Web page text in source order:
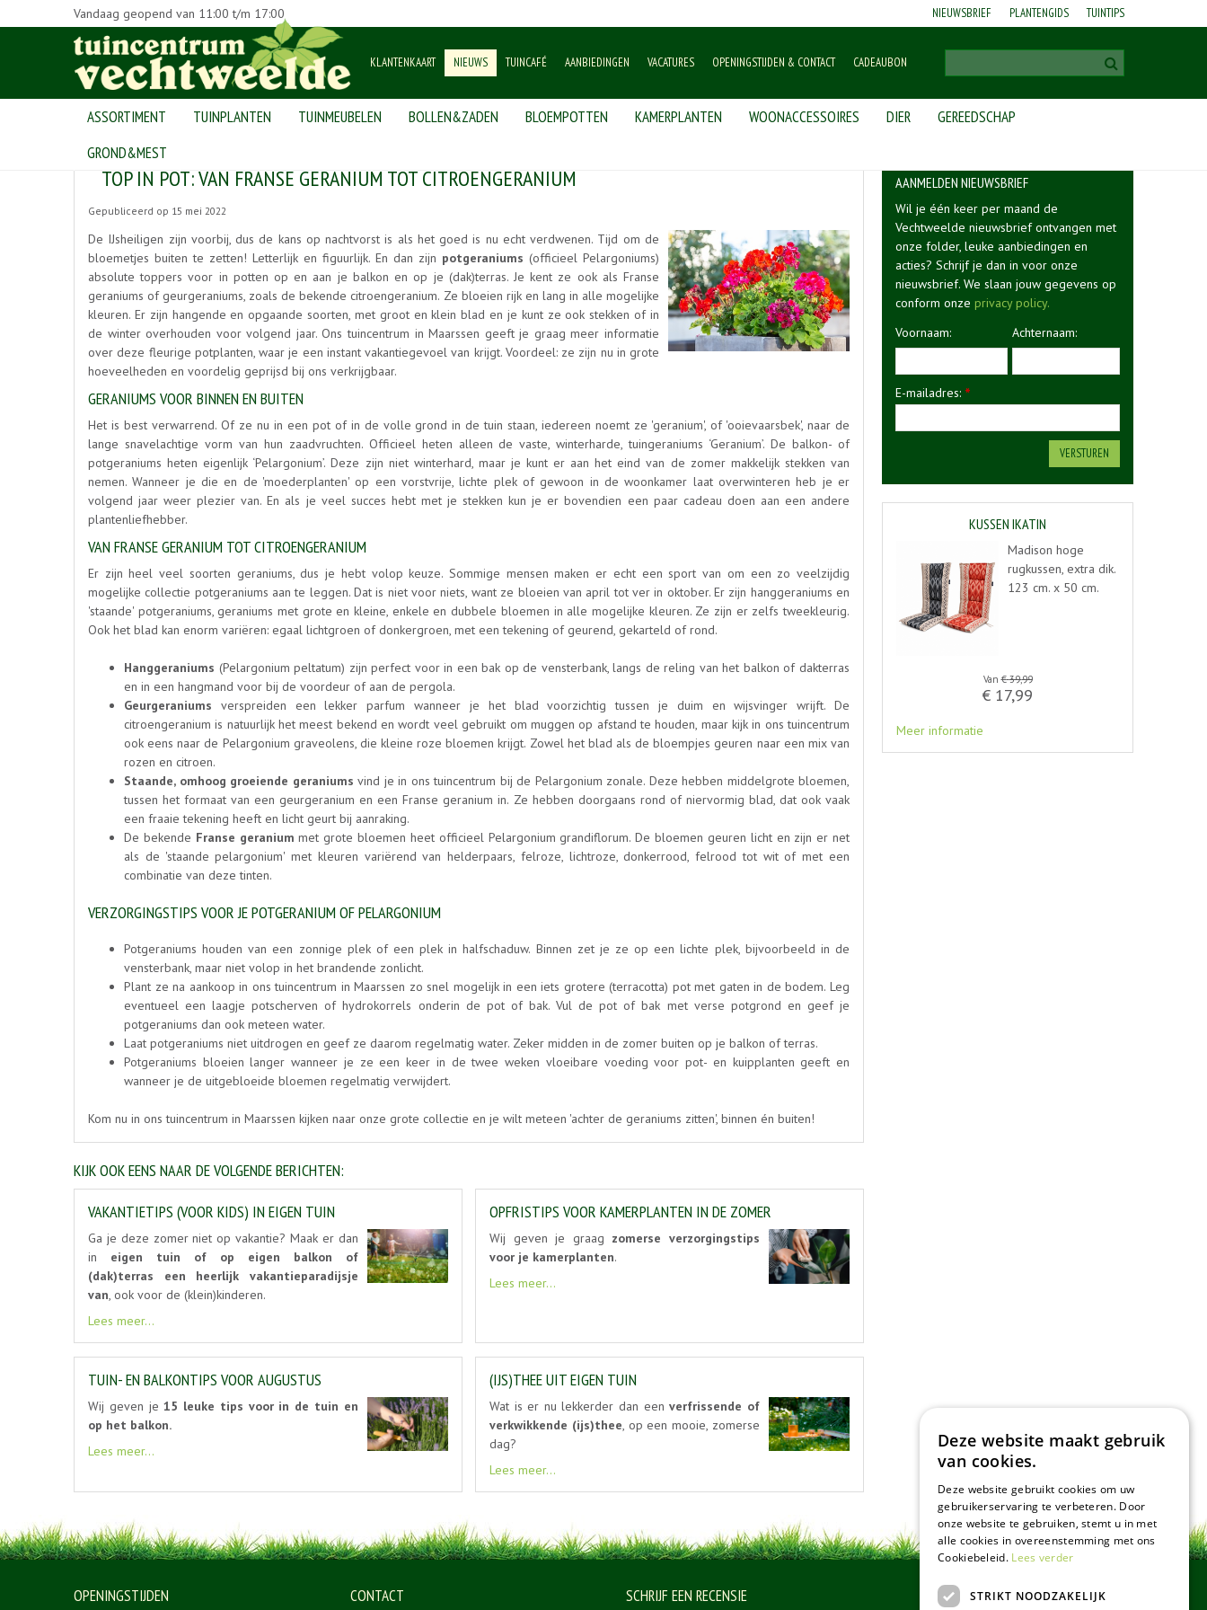
Home > Nieuws >
Vandaag geopend van 11:00 t/m 17:00 NIEUWSBRIEF PLANTENGIDS TUINTIPS
KLANTENKAART NIEUWS TUINCAFÉ AANBIEDINGEN VACATURES OPENINGSTIJDEN & CONTACT CADEAUBON
ASSORTIMENT TUINPLANTEN TUINMEUBELEN BOLLEN&ZADEN BLOEMPOTTEN KAMERPLANTEN WOONACCESSOIRES DIER
GEREEDSCHAP
GROND&MEST
TOP IN POT: VAN FRANSE GERANIUM TOT CITROENGERANIUM
Gepubliceerd op 15 mei 2022
De IJsheiligen zijn voorbij, dus de kans op nachtvorst is als het goed is nu echt verdwenen. Tijd om de
bloemetjes buiten te zetten! Letterlijk en figuurlijk. En dan zijn potgeraniums (officieel Pelargoniums)
absolute toppers voor in potten op en aan je balkon en op je (dak)terras. Je kent ze ook als Franse
geraniums of geurgeraniums, zoals de bekende citroengeranium. Ze bloeien rijk en lang in alle mogelijke
kleuren. Er zijn hangende en opgaande soorten, met groot en klein blad en je kunt ze ook stekken of in
de winter overhouden voor volgend jaar. Ons tuincentrum in Maarssen geeft je graag meer informatie
over deze fleurige potplanten, waar je een instant vakantiegevoel van krijgt. Voordeel: ze zijn nu in grote
hoeveelheden en voordelig geprijsd bij ons verkrijgbaar.
GERANIUMS VOOR BINNEN EN BUITEN
Het is best verwarrend. Of ze nu in een pot of in de volle grond in de tuin staan, iedereen noemt ze 'geranium', of 'ooievaarsbek', naar de
lange snavelachtige vorm van hun zaadvruchten. Officieel heten alleen de vaste, winterharde, tuingeraniums ‘Geranium’. De balkon- of
potgeraniums heten eigenlijk ‘Pelargonium’. Deze zijn niet winterhard, maar je kunt er aan het eind van de zomer makkelijk stekken van
nemen. Wanneer je die en de 'moederplanten' op een vorstvrije, lichte plek of gewoon in de woonkamer laat overwinteren heb je er
volgend jaar weer plezier van. En als je veel succes hebt met je stekken kun je er bovendien een paar cadeau doen aan een andere
plantenliefhebber.
VAN FRANSE GERANIUM TOT CITROENGERANIUM
Er zijn heel veel soorten geraniums, dus je hebt volop keuze. Sommige mensen maken er echt een sport van om een zo veelzijdig
mogelijke collectie potgeraniums aan te leggen. Dat is niet voor niets, want ze bloeien van april tot ver in oktober. Er zijn hanggeraniums en
'staande' potgeraniums, geraniums met grote en kleine, enkele en dubbele bloemen in alle mogelijke kleuren. Ze zijn er zelfs tweekleurig.
Ook het blad kan enorm variëren: egaal lichtgroen of donkergroen, met een tekening of geurend, gekarteld of rond.
Hanggeraniums (Pelargonium peltatum) zijn perfect voor in een bak op de vensterbank, langs de reling van het balkon of dakterras
en in een hangmand voor bij de voordeur of aan de pergola.
Geurgeraniums verspreiden een lekker parfum wanneer je het blad voorzichtig tussen je duim en wijsvinger wrijft. De
citroengeranium is natuurlijk het meest bekend en wordt veel gebruikt om muggen op afstand te houden, maar kijk in ons tuincentrum
ook eens naar de Pelargonium graveolens, die kleine roze bloemen krijgt. Zowel het blad als de bloempjes geuren naar een mix van
rozen en citroen.
Staande, omhoog groeiende geraniums vind je in ons tuincentrum bij de Pelargonium zonale. Deze hebben middelgrote bloemen,
tussen het formaat van een geurgeranium en een Franse geranium in. Ze hebben doorgaans rond of niervormig blad, dat ook vaak
een fraaie tekening heeft en licht geurt bij aanraking.
De bekende Franse geranium met grote bloemen heet officieel Pelargonium grandiflorum. De bloemen geuren licht en zijn er net
als de 'staande pelargonium' met kleuren variërend van helderpaars, felroze, lichtroze, donkerrood, felrood tot wit of met een
combinatie van deze tinten.
VERZORGINGSTIPS VOOR JE POTGERANIUM OF PELARGONIUM
Potgeraniums houden van een zonnige plek of een plek in halfschaduw. Binnen zet je ze op een lichte plek, bijvoorbeeld in de
vensterbank, maar niet volop in het brandende zonlicht.
Plant ze na aankoop in ons tuincentrum in Maarssen zo snel mogelijk in een iets grotere (terracotta) pot met gaten in de bodem. Leg
eventueel een laagje potscherven of hydrokorrels onderin de pot of bak. Vul de pot of bak met verse potgrond en geef je
potgeraniums dan ook meteen water.
Laat potgeraniums niet uitdrogen en geef ze daarom regelmatig water. Zeker midden in de zomer buiten op je balkon of terras.
Potgeraniums bloeien langer wanneer je ze een keer in de twee weken vloeibare voeding voor pot- en kuipplanten geeft en
wanneer je de uitgebloeide bloemen regelmatig verwijdert.
Kom nu in ons tuincentrum in Maarssen kijken naar onze grote collectie en je wilt meteen 'achter de geraniums zitten', binnen én buiten!
KIJK OOK EENS NAAR DE VOLGENDE BERICHTEN:
VAKANTIETIPS (VOOR KIDS) IN EIGEN TUIN
Ga je deze zomer niet op vakantie? Maak er dan
in eigen tuin of op eigen balkon of
(dak)terras een heerlijk vakantieparadijsje
van, ook voor de (klein)kinderen.
Lees meer...
OPFRISTIPS VOOR KAMERPLANTEN IN DE ZOMER
Wij geven je graag zomerse verzorgingstips
voor je kamerplanten.
Lees meer...
TUIN- EN BALKONTIPS VOOR AUGUSTUS
Wij geven je15 leuke tips voor in de tuin en
op het balkon.
Lees meer...
(IJS)THEE UIT EIGEN TUIN
Wat is er nu lekkerder dan eenverfrissende of
verkwikkende (ijs)thee, op een mooie, zomerse
dag?
Lees meer...
AANMELDEN NIEUWSBRIEF
Wil je één keer per maand de
Vechtweelde nieuwsbrief ontvangen met
onze folder, leuke aanbiedingen en
acties? Schrijf je dan in voor onze
nieuwsbrief. We slaan jouw gegevens op
conform onze privacy policy.
Voornaam:
Achternaam:
E-mailadres: *
KUSSEN IKATIN
Madison hoge
rugkussen, extra dik.
123 cm. x 50 cm.
Van € 39,99
€ 17,99
Meer informatie
OPENINGSTIJDEN CONTACT SCHRIJF EEN RECENSIE
Deze website maakt gebruik
van cookies.
Deze website gebruikt cookies om uw
gebruikerservaring te verbeteren. Door
onze website te gebruiken, stemt u in met
alle cookies in overeenstemming met ons
Cookiebeleid. Lees verder
STRIKT NOODZAKELIJK